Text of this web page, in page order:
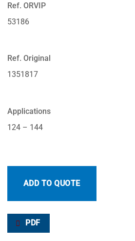
Ref. ORVIP
53186
Ref. Original
1351817
Applications
124 – 144
ADD TO QUOTE
PDF